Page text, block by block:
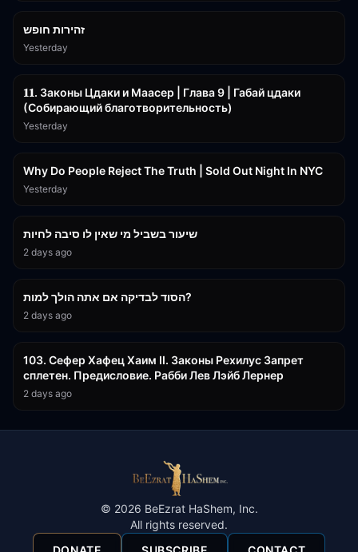
זהירות חופש
Yesterday
𝟏𝟏. Законы Цдаки и Маасер | Глава 9 | Габай цдаки
(Собирающий благотворительность)
Yesterday
Why Do People Reject The Truth | Sold Out Night In NYC
Yesterday
שיעור בשביל מי שאין לו סיבה לחיות
2 days ago
הסוד לבדיקה אם אתה הולך למות?
2 days ago
103. Сефер Хафец Хаим II. Законы Рехилус Запрет
сплетен. Предисловие. Рабби Лев Лэйб Лернер
2 days ago
© 2026 BeEzrat HaShem, Inc.
All rights reserved.